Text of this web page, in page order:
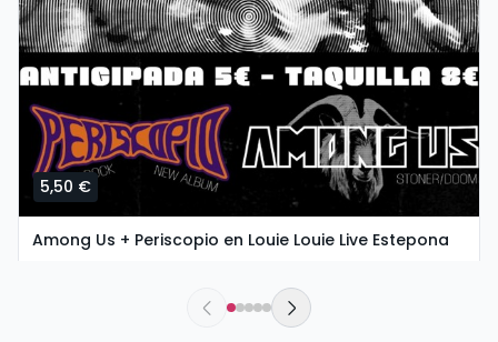
5,50 €
Among Us + Periscopio en Louie Louie Live Estepona